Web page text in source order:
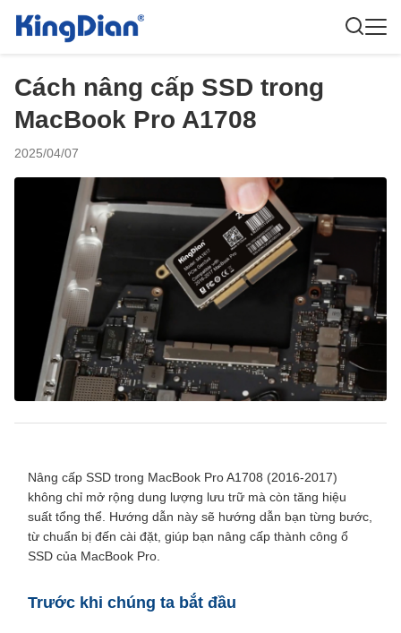
Cách nâng cấp SSD trong
MacBook Pro A1708
2025/04/07
Nâng cấp SSD trong MacBook Pro A1708 (2016-2017)
không chỉ mở rộng dung lượng lưu trữ mà còn tăng hiệu
suất tổng thể. Hướng dẫn này sẽ hướng dẫn bạn từng bước,
từ chuẩn bị đến cài đặt, giúp bạn nâng cấp thành công ổ
SSD của MacBook Pro.
Trước khi chúng ta bắt đầu